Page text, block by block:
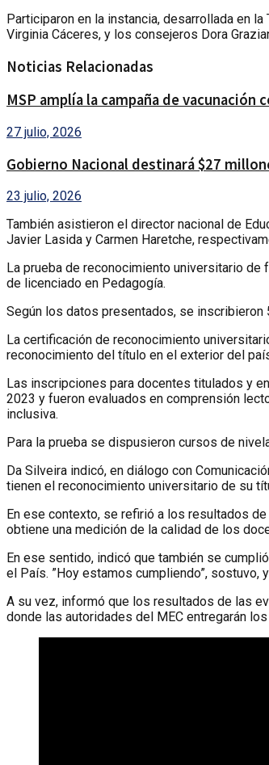
Participaron en la instancia, desarrollada en
Virginia Cáceres, y los consejeros Dora
Noticias Relacionadas
MSP amplía la campaña de
27 julio, 2026
Gobierno Nacional destinará $27
23 julio, 2026
También asistieron el director nacional de
Javier Lasida y Carmen Haretche,
La prueba de reconocimiento universitario
de licenciado en Pedagogía.
Según los datos presentados, se inscribieron
La certificación de reconocimiento
reconocimiento del título en el exterior del
Las inscripciones para docentes titulados y
2023 y fueron evaluados en comprensión
inclusiva.
Para la prueba se dispusieron cursos de
Da Silveira indicó, en diálogo con
tienen el reconocimiento universitario de su
En ese contexto, se refirió a los resultados
obtiene una medición de la calidad de los
En ese sentido, indicó que también se
el País. ”Hoy estamos cumpliendo”, sostuvo,
A su vez, informó que los resultados de las
donde las autoridades del MEC entregarán